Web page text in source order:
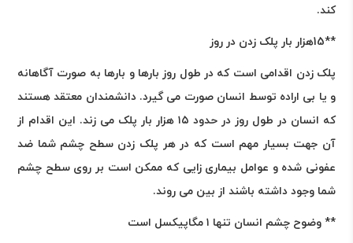
کند.
**15هزار بار پلک زدن در روز
پلک زدن اقدامی است که در طول روز بارها و بارها به صورت آگاهانه
و یا بی اراده توسط انسان صورت می گیرد. دانشمندان معتقد هستند
که انسان در طول روز در حدود ۱۵ هزار بار پلک می زند. این اقدام از
آن جهت بسیار مهم است که در هر پلک زدن سطح چشم شما ضد
عفونی شده و عوامل بیماری زایی که ممکن است بر روی سطح چشم
شما وجود داشته باشند از بین می روند.
** وضوح چشم انسان تنها ۱ مگاپیکسل است